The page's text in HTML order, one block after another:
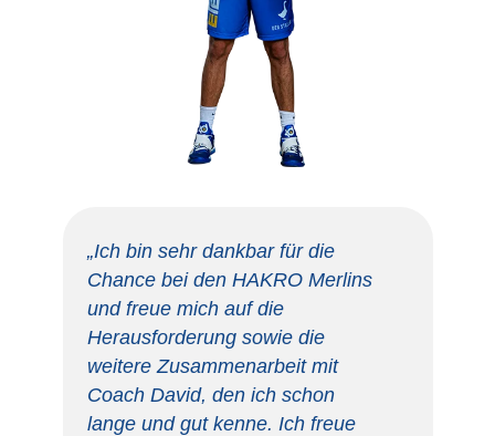
„Ich bin sehr dankbar für die
Chance bei den HAKRO Merlins
und freue mich auf die
Herausforderung sowie die
weitere Zusammenarbeit mit
Coach David, den ich schon
lange und gut kenne. Ich freue